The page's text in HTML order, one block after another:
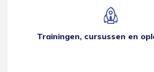
Trainingen, cursussen en